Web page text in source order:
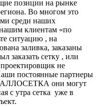
позиции на рынке
Во многом это
среди наших
клиентам «по
ситуацию , на
заливка, заказаны
заказать сетку , или
не
постоянные партнеры
они могут
с утра сетка уже в